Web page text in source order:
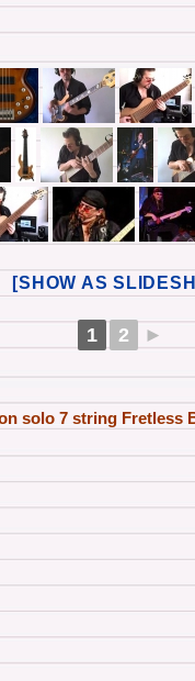
[SHOW AS
1 2 ►
solo 7 string Fretless